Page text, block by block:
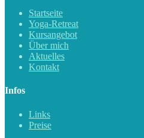
Startseite
Yoga-Retreat
Kursangebot
Über mich
Aktuelles
Kontakt
Infos
Links
Preise